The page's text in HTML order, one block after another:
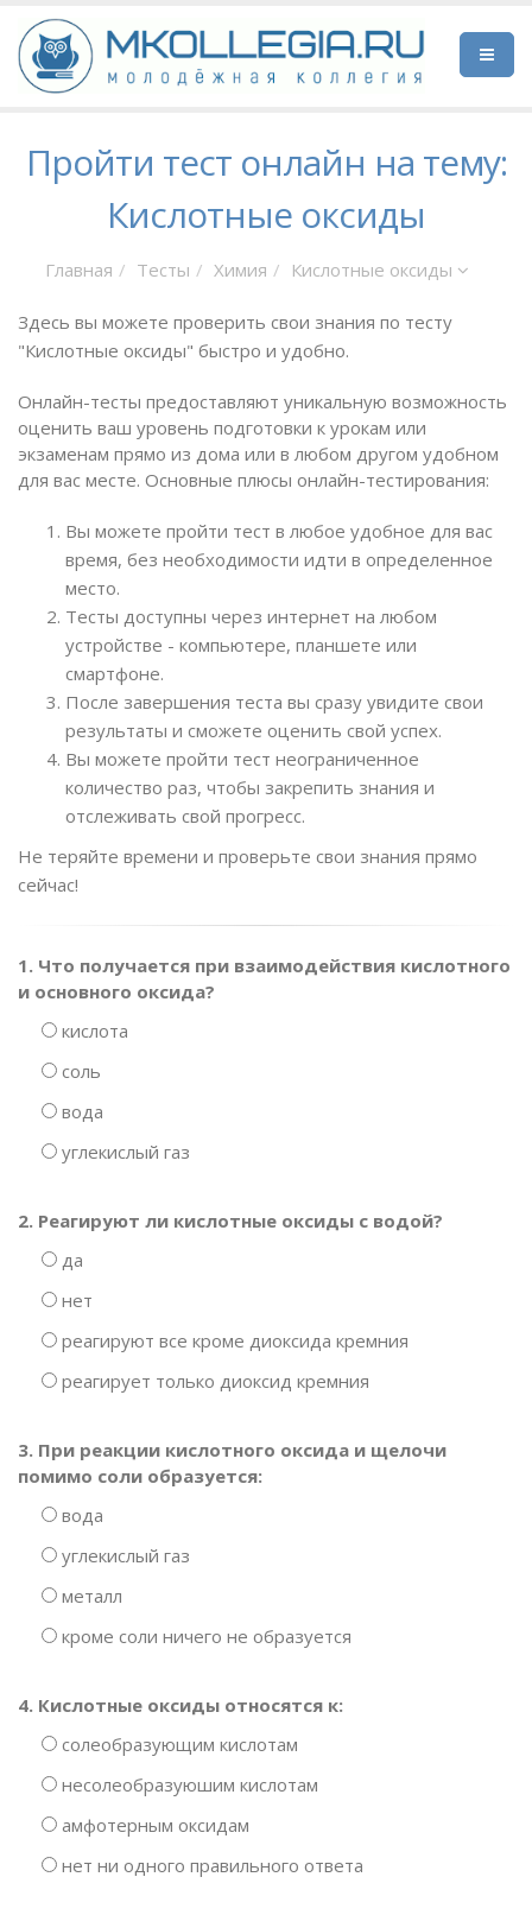
Пройти тест онлайн на тему:
Кислотные оксиды
Главная Тесты Химия Кислотные оксиды
Здесь вы можете проверить свои знания по тесту
"Кислотные оксиды" быстро и удобно.
Онлайн-тесты предоставляют уникальную возможность
оценить ваш уровень подготовки к урокам или
экзаменам прямо из дома или в любом другом удобном
для вас месте. Основные плюсы онлайн-тестирования:
Вы можете пройти тест в любое удобное для вас
время, без необходимости идти в определенное
место.
Тесты доступны через интернет на любом
устройстве - компьютере, планшете или
смартфоне.
После завершения теста вы сразу увидите свои
результаты и сможете оценить свой успех.
Вы можете пройти тест неограниченное
количество раз, чтобы закрепить знания и
отслеживать свой прогресс.
Не теряйте времени и проверьте свои знания прямо
сейчас!
1. Что получается при взаимодействия кислотного
и основного оксида?
кислота
соль
вода
углекислый газ
2. Реагируют ли кислотные оксиды с водой?
да
нет
реагируют все кроме диоксида кремния
реагирует только диоксид кремния
3. При реакции кислотного оксида и щелочи
помимо соли образуется:
вода
углекислый газ
металл
кроме соли ничего не образуется
4. Кислотные оксиды относятся к:
солеобразующим кислотам
несолеобразуюшим кислотам
амфотерным оксидам
нет ни одного правильного ответа